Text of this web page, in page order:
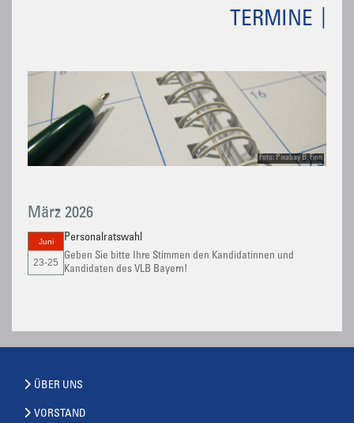
TERMINE
Foto: Pixabay B. Finn
März 2026
Juni
23-25
Personalratswahl
Geben Sie bitte Ihre Stimmen den Kandidatinnen und
Kandidaten des VLB Bayern!
ÜBER UNS
VORSTAND